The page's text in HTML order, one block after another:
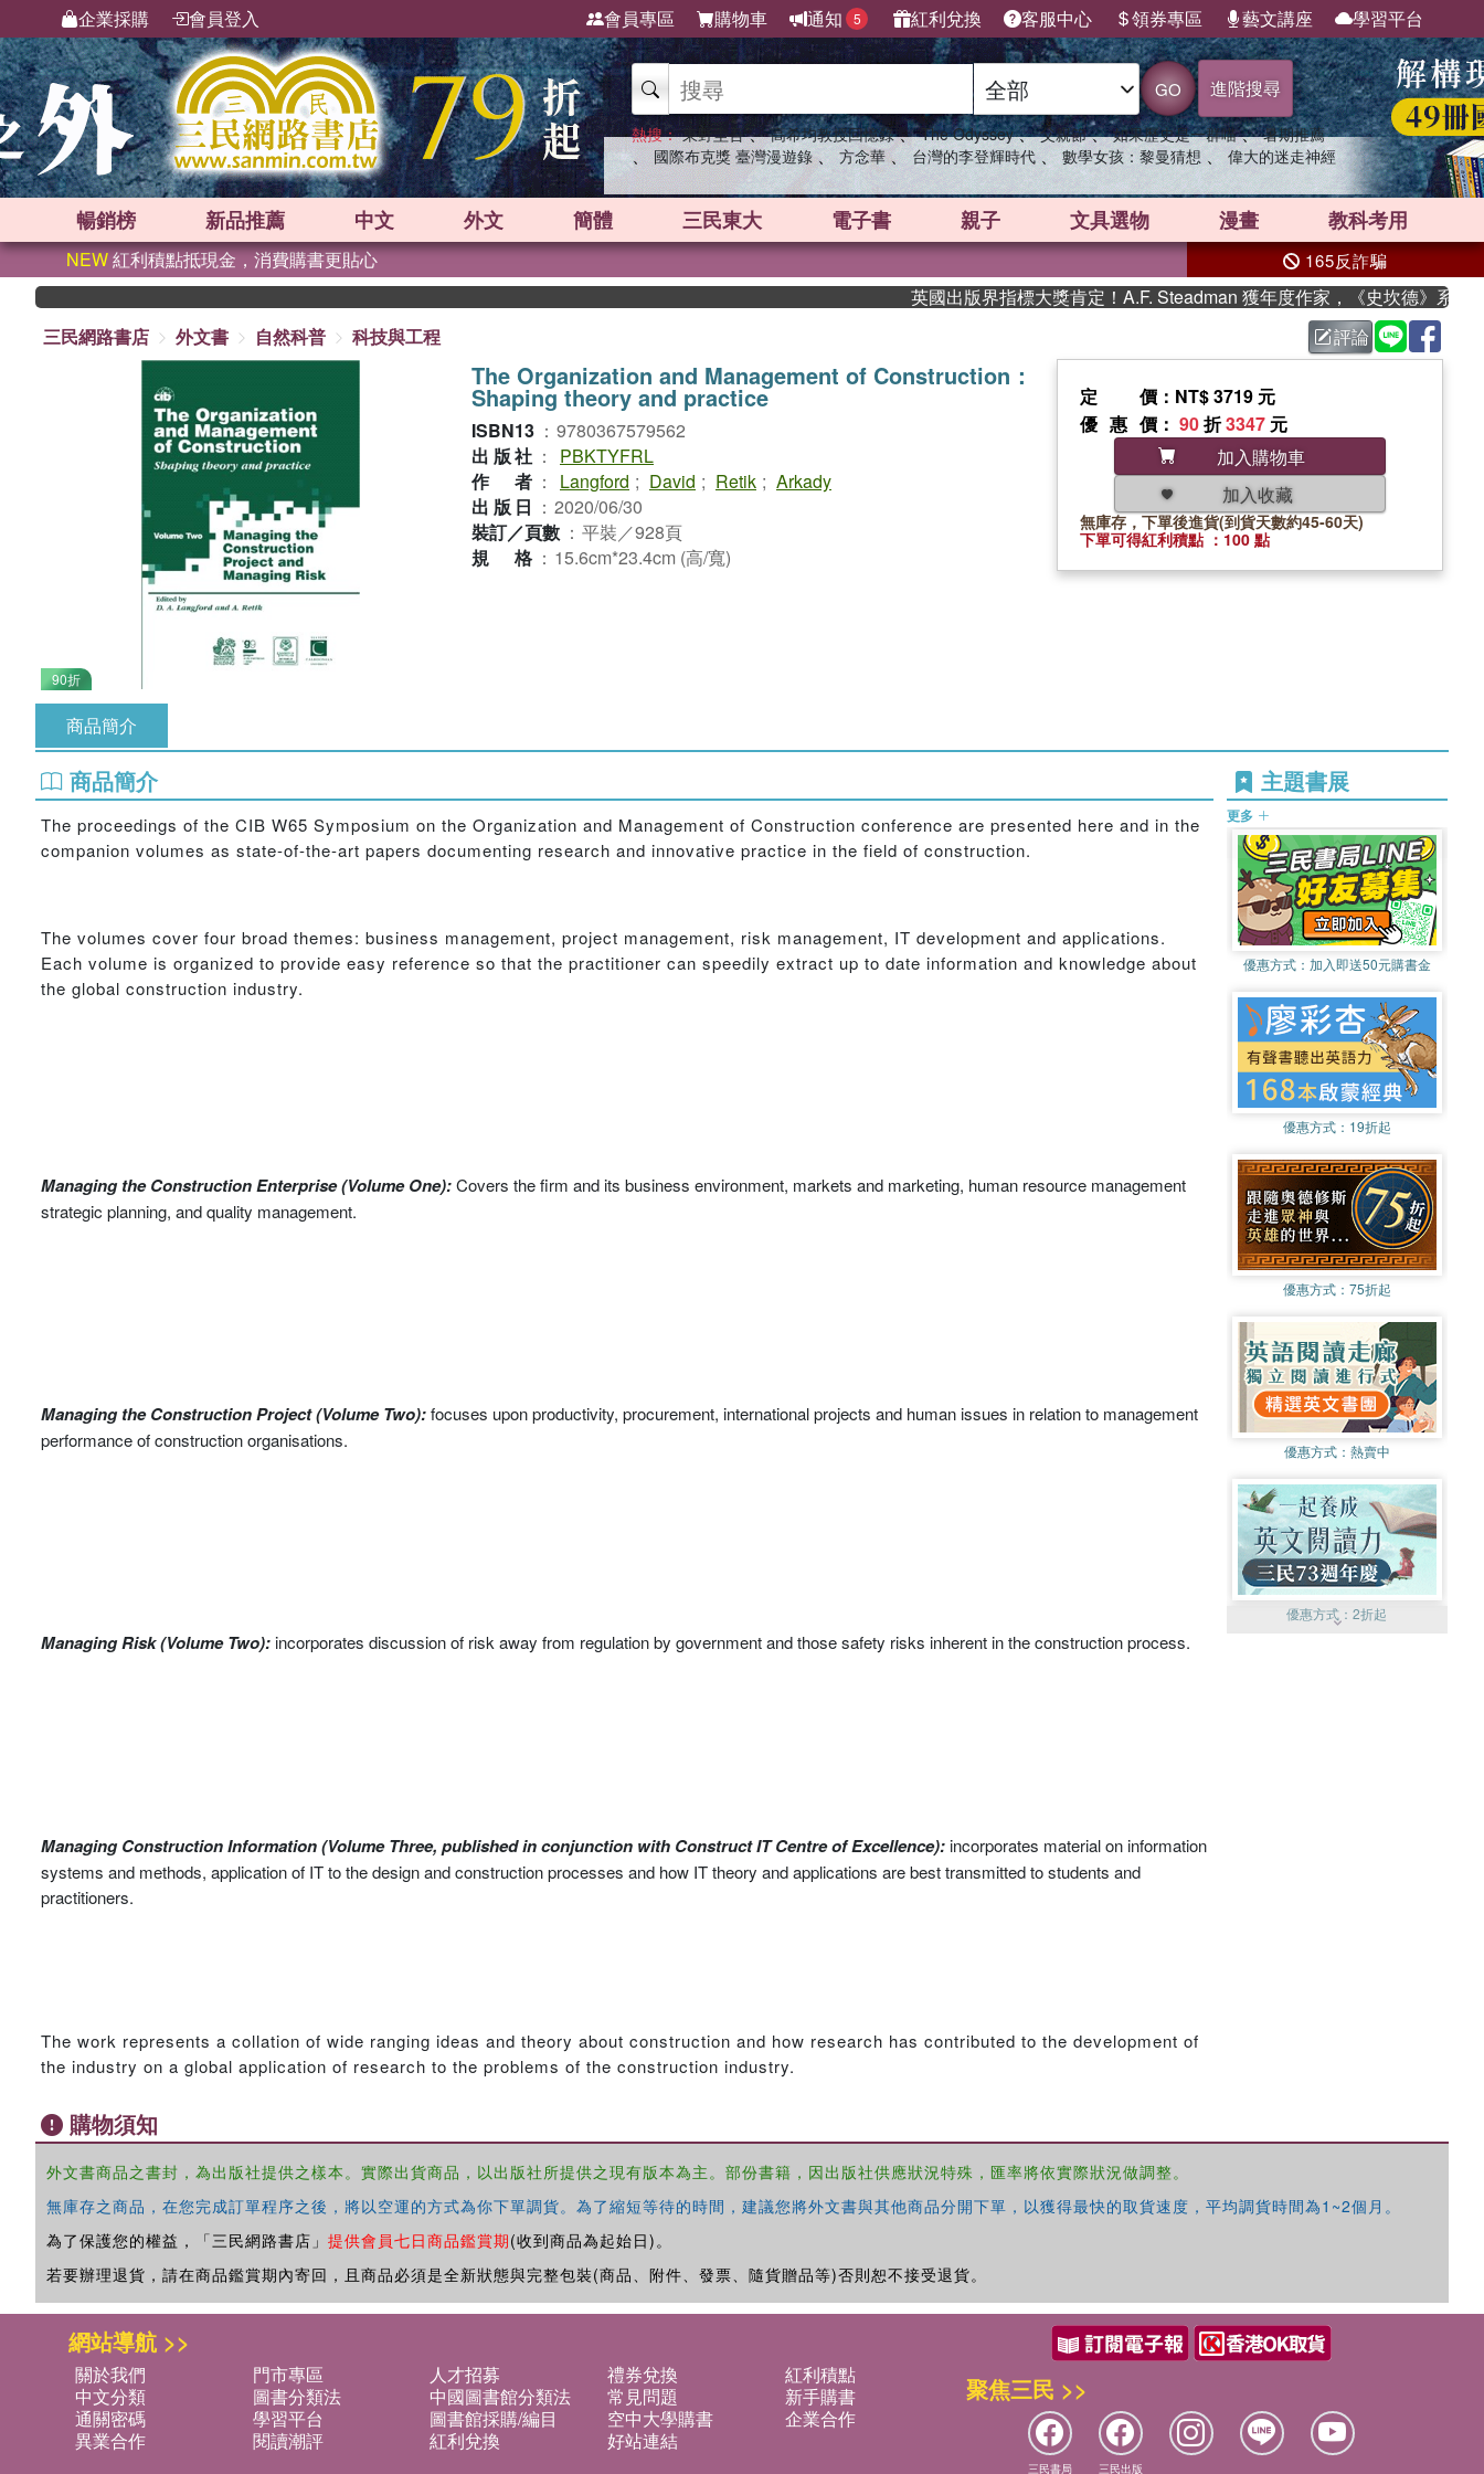
企業採購 會員登入 會員專區 購物車 通知 5 紅利兌換 客服中心 領券專區 藝文講座 學習平台
GO 進階搜尋
熱搜： 東野圭吾 、 高希均教授回憶錄 、 The Odyssey 、 父親節 、 如果歷史是一群喵 、 暑期推薦
、 國際布克獎 臺灣漫遊錄 、 方念華 、 台灣的李登輝時代 、 數學女孩：黎曼猜想 、 偉大的迷走神經
暢銷榜 新品推薦 中文 外文 簡體 三民東大 電子書 親子 文具選物 漫畫 教科考用
NEW紅利積點抵現金，消費購書更貼心 165反詐騙
英國出版界指標大獎肯定！A.F. Steadman 獲年度作家，《史坎德》系列帶你踏
三民網路書店
外文書 自然科普 科技與工程 評論
90折
The Organization and Management of Construction：
Shaping theory and practice
ISBN13 ： 9780367579562
出版社 ：
PBKTYFRL
作者 ： Langford ; David ; Retik ; Arkady
出版日 ： 2020/06/30
裝訂／頁數 ： 平裝／928頁
規格 ： 15.6cm*23.4cm (高/寬)
定價 ：NT$ 3719 元
優惠價 ： 90折3347 元
加入購物車
加入收藏
無庫存，下單後進貨(到貨天數約45-60天)
下單可得紅利積點 ：100 點
商品簡介
商品簡介
The proceedings of the CIB W65 Symposium on the Organization and Management of Construction conference are presented here and in the
companion volumes as state-of-the-art papers documenting research and innovative practice in the field of construction.
The volumes cover four broad themes: business management, project management, risk management, IT development and applications.
Each volume is organized to provide easy reference so that the practitioner can speedily extract up to date information and knowledge about
the global construction industry.
Managing the Construction Enterprise (Volume One):Covers the firm and its business environment, markets and marketing, human resource management
strategic planning, and quality management.
Managing the Construction Project (Volume Two):focuses upon productivity, procurement, international projects and human issues in relation to management
performance of construction organisations.
Managing Risk (Volume Two):incorporates discussion of risk away from regulation by government and those safety risks inherent in the construction process.
Managing Construction Information (Volume Three, published in conjunction with Construct IT Centre of Excellence):incorporates material on information
systems and methods, application of IT to the design and construction processes and how IT theory and applications are best transmitted to students and
practitioners.
The work represents a collation of wide ranging ideas and theory about construction and how research has contributed to the development of
the industry on a global application of research to the problems of the construction industry.
主題書展
更多
優惠方式： 加入即送50元購書金
優惠方式： 19折起
優惠方式： 75折起
優惠方式： 熱賣中
優惠方式：2折起
優惠方式：68折起
購物須知
外文書商品之書封，為出版社提供之樣本。實際出貨商品，以出版社所提供之現有版本為主。部份書籍，因出版社供應狀況特殊，匯率將依實際狀況做調整。
無庫存之商品，在您完成訂單程序之後，將以空運的方式為你下單調貨。為了縮短等待的時間，建議您將外文書與其他商品分開下單，以獲得最快的取貨速度，平均調貨時間為1~2個月。
為了保護您的權益，「三民網路書店」 提供會員七日商品鑑賞期(收到商品為起始日)。
若要辦理退貨，請在商品鑑賞期內寄回，且商品必須是全新狀態與完整包裝(商品、附件、發票、隨貨贈品等)否則恕不接受退貨。
網站導航 >>
關於我們 門市專區 人才招募 禮券兌換
紅利積點
中文分類
圖書分類法 中國圖書館分類法 常見問題
新手購書
通關密碼
學習平台 圖書館採購/編目 空中大學購書
企業合作
異業合作
閱讀潮評 紅利兌換 好站連結
聚焦三民 >>
三民書局 三民出版